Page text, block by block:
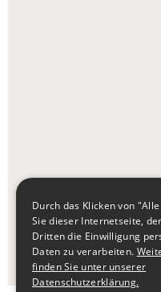
Durch das Klicken von
Sie dieser Internetseite,
Dritten die Einwilligung
Daten zu verarbeiten.
finden Sie unter unserer
Datenschutzerklärung.